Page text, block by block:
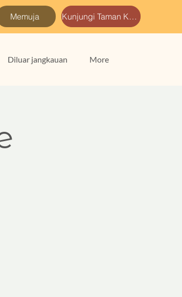
Memuja Kunjungi Taman Kami
Diluar jangkauan More